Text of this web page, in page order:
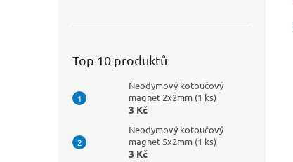
Top 10 produktů
Neodymový kotoučový
magnet 2x2mm (1 ks)
3 Kč
Neodymový kotoučový
magnet 5x2mm (1 ks)
3 Kč